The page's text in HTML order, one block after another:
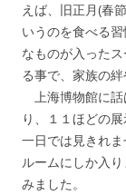
えば、旧正月(春
いうのを食べる
なものが入った
る事で、家族の絆
上海博物館に話
り、１１ほどの
一日では見きれ
ルームにしか入
みました。